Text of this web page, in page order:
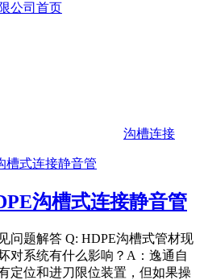
公司 首页
沟槽连接
沟槽式连接静音管
问题解答 Q: HDPE沟槽式管材现
对系统有什么影响？A：逸通自
定位和进刀限位装置，但如果操